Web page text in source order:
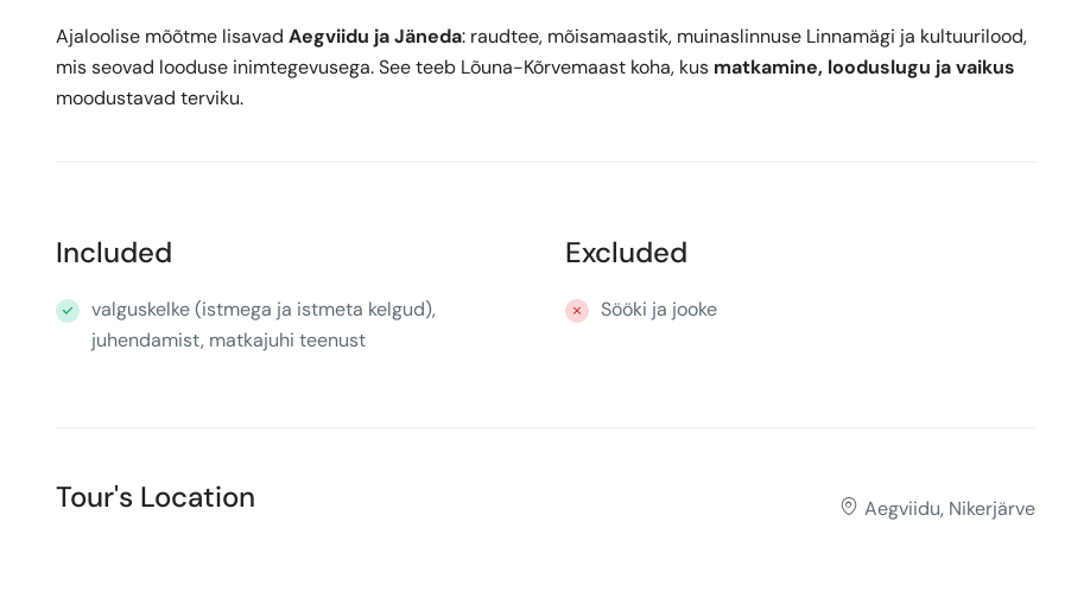
Ajaloolise mõõtme lisavad Aegviidu ja Jäneda: raudtee, mõisamaastik, muinaslinnuse Linnamägi ja kultuurilood,
mis seovad looduse inimtegevusega. See teeb Lõuna-Kõrvemaast koha, kus matkamine, looduslugu ja vaikus
moodustavad terviku.
Included
valguskelke (istmega ja istmeta kelgud),
juhendamist, matkajuhi teenust
Excluded
Sööki ja jooke
Tour's Location Aegviidu, Nikerjärve